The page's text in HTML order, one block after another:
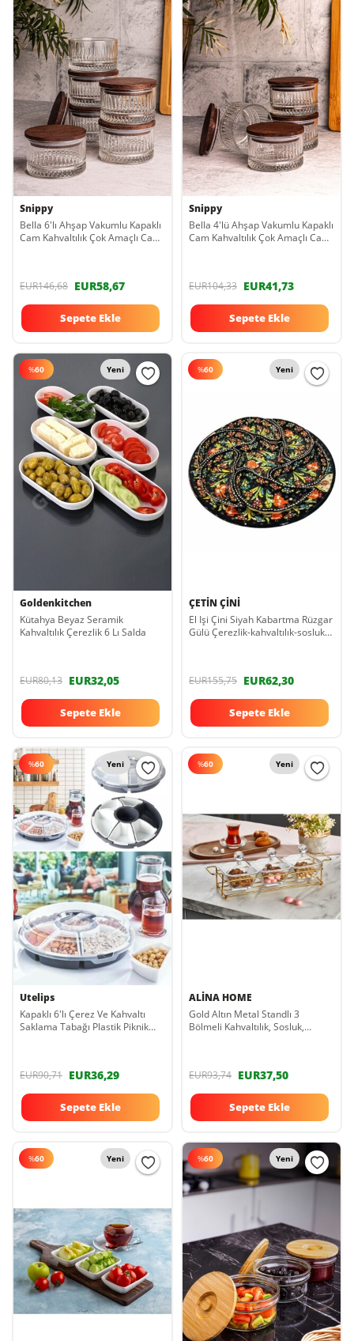
Snippy
Bella 6'lı Ahşap Vakumlu Kapaklı
Cam Kahvaltılık Çok Amaçlı Cam
EUR146,68 EUR58,67
Sepete Ekle
Snippy
Bella 4'lü Ahşap Vakumlu Kapaklı
Cam Kahvaltılık Çok Amaçlı Cam
EUR104,33 EUR41,73
Sepete Ekle
%60 Yeni
Goldenkitchen
Kütahya Beyaz Seramik
Kahvaltılık Çerezlik 6 Lı Salda
EUR80,13 EUR32,05
Sepete Ekle
%60 Yeni
ÇETİN ÇİNİ
El Işi Çini Siyah Kabartma Rüzgar
Gülü Çerezlik-kahvaltılık-sosluk-
EUR155,75 EUR62,30
Sepete Ekle
%60 Yeni
Utelips
Kapaklı 6'lı Çerez Ve Kahvaltı
Saklama Tabağı Plastik Piknik
EUR90,71 EUR36,29
Sepete Ekle
%60 Yeni
ALİNA HOME
Gold Altın Metal Standlı 3
Bölmeli Kahvaltılık, Sosluk,
EUR93,74 EUR37,50
Sepete Ekle
%60 Yeni %60 Yeni